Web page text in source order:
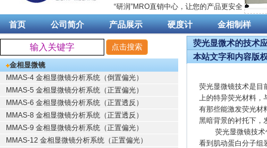
“研润”MRO直销中心，让您的产品更安全
首页 公司简介 产品展示 硬度计 金相制样
金相显微镜
MMAS-4 金相显微镜分析系统（倒置偏光）
MMAS-5 金相显微镜分析系统（正置偏光）
MMAS-6 金相显微镜分析系统（正置透反）
MMAS-8 金相显微镜分析系统（正置透反）
MMAS-9 金相显微镜分析系统（正置偏光）
MMAS-12 金相显微镜分析系统（正置偏光）
荧光显微术的技术
本站文字和内容版
荧光显微镜技术是目
上的特异荧光材料，
有那些能激发荧光材
黑暗背景的衬托下，
荧光显微镜技术包
看到肌动蛋白分子组